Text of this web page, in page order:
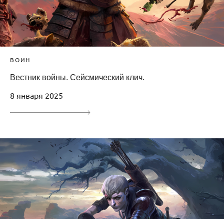
ВОИН
Вестник войны. Сейсмический клич.
8 января 2025